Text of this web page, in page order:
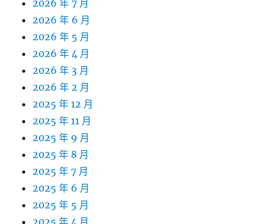
2026 年 7 月
2026 年 6 月
2026 年 5 月
2026 年 4 月
2026 年 3 月
2026 年 2 月
2025 年 12 月
2025 年 11 月
2025 年 9 月
2025 年 8 月
2025 年 7 月
2025 年 6 月
2025 年 5 月